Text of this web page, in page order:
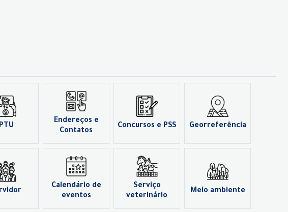
Endereços e
Contatos
Concursos e PSS Georreferência
Calendário de
eventos
Serviço
veterinário
Meio ambiente